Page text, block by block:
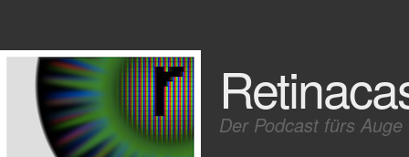
Der Podcast fürs Auge